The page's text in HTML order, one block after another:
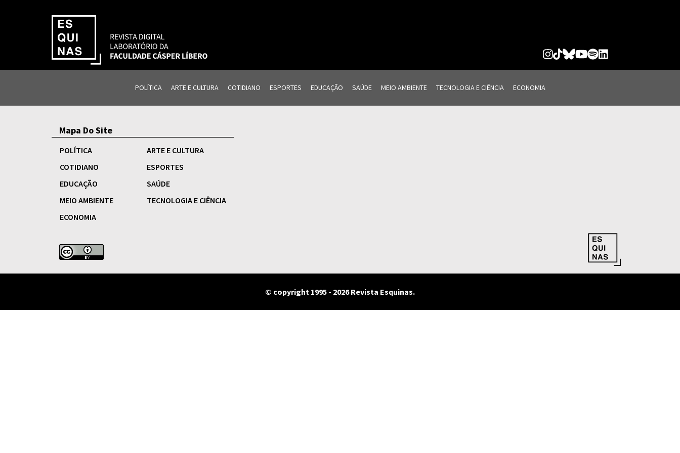
POLÍTICA ARTE E CULTURA COTIDIANO ESPORTES EDUCAÇÃO SAÚDE MEIO AMBIENTE TECNOLOGIA E CIÊNCIA ECONOMIA
Mapa Do Site
POLÍTICA
ARTE E CULTURA
COTIDIANO
ESPORTES
EDUCAÇÃO
SAÚDE
MEIO AMBIENTE
TECNOLOGIA E CIÊNCIA
ECONOMIA
© copyright 1995 - 2026 Revista Esquinas.